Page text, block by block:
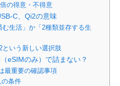
の得意・不得意
C、Qi2の意味
生活」か「2種類並存する生
という新しい選択肢
eSIMのみ）で詰まない？
最重要の確認事項
条件